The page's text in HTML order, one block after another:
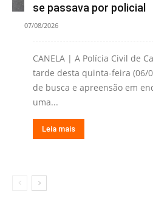
se passava por policial
07/08/2026
CANELA | A Polícia Civil de
tarde desta quinta-feira (06/
de busca e apreensão em
uma...
Leia mais